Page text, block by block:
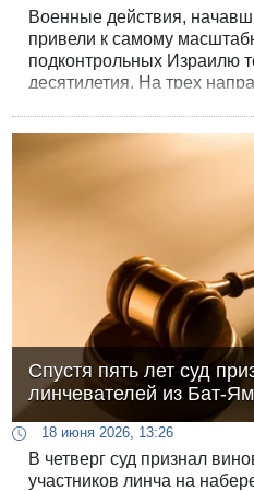
Военные действия,
привели к самому
подконтрольных Израилю
десятилетия. На трех
Спустя пять лет суд
линчевателей из Бат-
18 июня 2026, 13:26
В четверг суд признал
участников линча на